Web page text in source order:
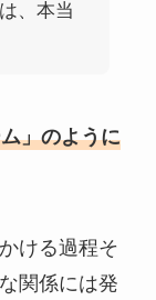
、本当
」のように
ける過程そ
関係には発